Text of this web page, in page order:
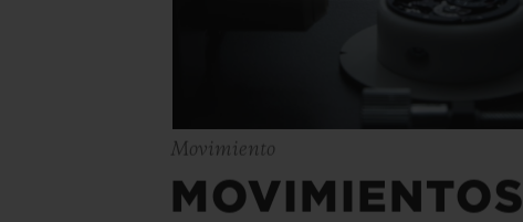
Movimiento
MOVIMIENTOS